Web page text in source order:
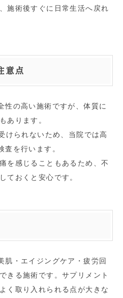
施術後すぐに日常生活へ戻れ
意点
性の高い施術ですが、体質に
あります。
けられないため、当院では高
査を行います。
を感じることもあるため、不
ておくと安心です。
肌・エイジングケア・疲労回
きる施術です。サプリメント
く取り入れられる点が大きな